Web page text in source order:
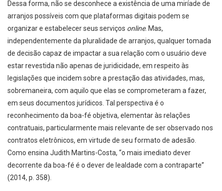
Dessa forma, não se desconhece a existência de uma miríade de
arranjos possíveis com que plataformas digitais podem se
organizar e estabelecer seus serviços online. Mas,
independentemente da pluralidade de arranjos, qualquer tomada
de decisão capaz de impactar a sua relação com o usuário deve
estar revestida não apenas de juridicidade, em respeito às
legislações que incidem sobre a prestação das atividades, mas,
sobremaneira, com aquilo que elas se comprometeram a fazer,
em seus documentos jurídicos. Tal perspectiva é o
reconhecimento da boa-fé objetiva, elementar às relações
contratuais, particularmente mais relevante de ser observado nos
contratos eletrônicos, em virtude de seu formato de adesão.
Como ensina Judith Martins-Costa, “o mais imediato dever
decorrente da boa-fé é o dever de lealdade com a contraparte”
(2014, p. 358).